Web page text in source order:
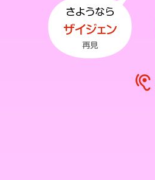
hearing